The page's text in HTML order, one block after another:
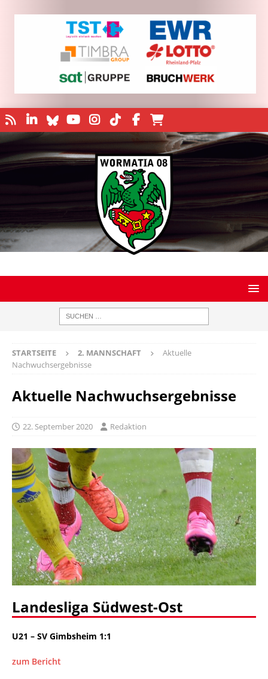
STARTSEITE 2. MANNSCHAFT
Aktuelle
Nachwuchsergebnisse
Aktuelle Nachwuchsergebnisse
22. September 2020 Redaktion
Landesliga Südwest-Ost
U21 – SV Gimbsheim 1:1
zum Bericht